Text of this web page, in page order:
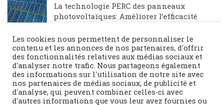
La technologie PERC des panneaux
photovoltaïques: Améliorer l’efficacité
23 JANVIER 2023
Les cookies nous permettent de personnaliser le
contenu et les annonces de nos partenaires, d'offrir
des fonctionnalités relatives aux médias sociaux et
d'analyser notre trafic. Nous partageons également
des informations sur l'utilisation de notre site avec
nos partenaires de médias sociaux, de publicité et
d'analyse, qui peuvent combiner celles-ci avec
d'autres informations que vous leur avez fournies ou